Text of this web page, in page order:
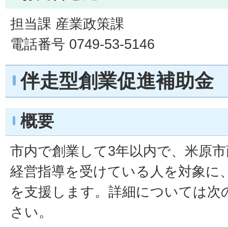
担当課 産業政策課
電話番号 0749-53-5146
伴走型創業促進補助金
概要
市内で創業して3年以内で、米原
経営指導を受けている人を対象に
を支援します。詳細については次
さい。